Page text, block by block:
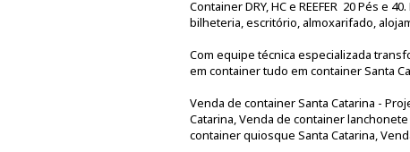
Container DRY, HC e REEFER 20 Pés e
bilheteria, escritório, almoxarifado,
Com equipe técnica especializada
em container tudo em container Santa
Venda de container Santa Catarina -
Catarina, Venda de container
container quiosque Santa Catarina,